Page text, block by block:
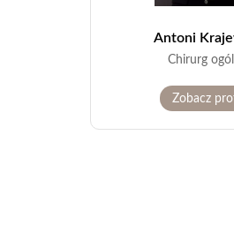
Antoni
Chirurg
Zobacz